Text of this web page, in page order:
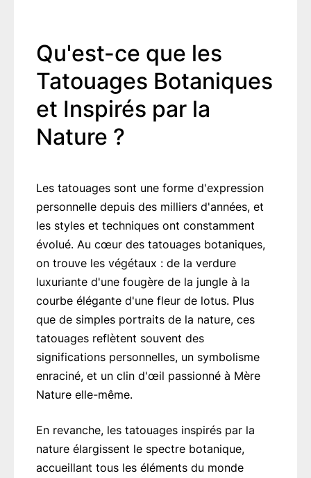
Qu'est-ce que les
Tatouages Botaniques
et Inspirés par la
Nature ?
Les tatouages sont une forme d'expression
personnelle depuis des milliers d'années, et
les styles et techniques ont constamment
évolué. Au cœur des tatouages botaniques,
on trouve les végétaux : de la verdure
luxuriante d'une fougère de la jungle à la
courbe élégante d'une fleur de lotus. Plus
que de simples portraits de la nature, ces
tatouages reflètent souvent des
significations personnelles, un symbolisme
enraciné, et un clin d'œil passionné à Mère
Nature elle-même.
En revanche, les tatouages inspirés par la
nature élargissent le spectre botanique,
accueillant tous les éléments du monde